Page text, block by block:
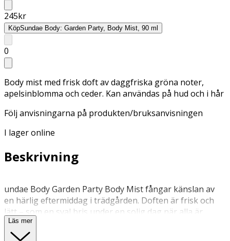
245kr
KöpSundae Body: Garden Party, Body Mist, 90 ml
0
Body mist med frisk doft av daggfriska gröna noter,
apelsinblomma och ceder. Kan användas på hud och i hår
Följ anvisningarna på produkten/bruksanvisningen
I lager online
Beskrivning
undae Body Garden Party Body Mist fångar känslan av
en härlig eftermiddag i trädgården. Doften är frisk och
lätt – som en sval bris under en solig dag när alla är
bjudna. En uppiggande och luftig body mist som känns
ren, grön och naturlig. Doften öppnar friskt med
Läs mer